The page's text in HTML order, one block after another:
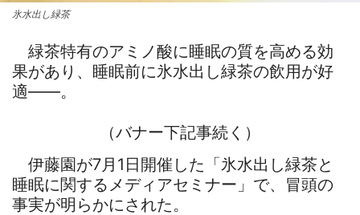
氷水出し緑茶
緑茶特有のアミノ酸に睡眠の質を高める効
果があり、睡眠前に氷水出し緑茶の飲用が好
適――。
（バナー下記事続く）
伊藤園が7月1日開催した「氷水出し緑茶と
睡眠に関するメディアセミナー」で、冒頭の
事実が明らかにされた。